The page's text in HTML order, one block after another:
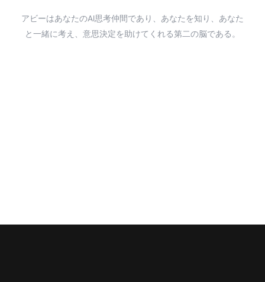
アビーはあなたのAI思考仲間であり、あなたを知り、あなた
と一緒に考え、意思決定を助けてくれる第二の脳である。